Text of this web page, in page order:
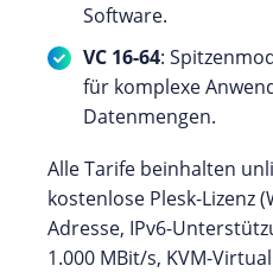
Software.
VC 16-64:
für komplexe
Datenmengen.
Alle Tarife beinhalten
kostenlose Plesk-Lizenz
Adresse, IPv6-
1.000 MBit/s, KVM-